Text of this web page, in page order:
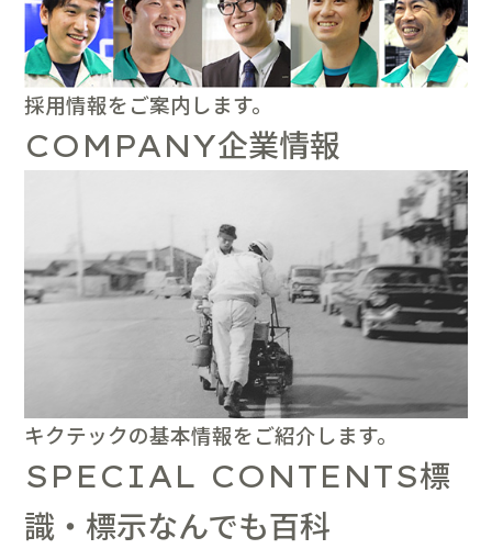
採用情報をご案内します。
COMPANY企業情報
キクテックの基本情報をご紹介します。
SPECIAL CONTENTS標
識・標示なんでも百科